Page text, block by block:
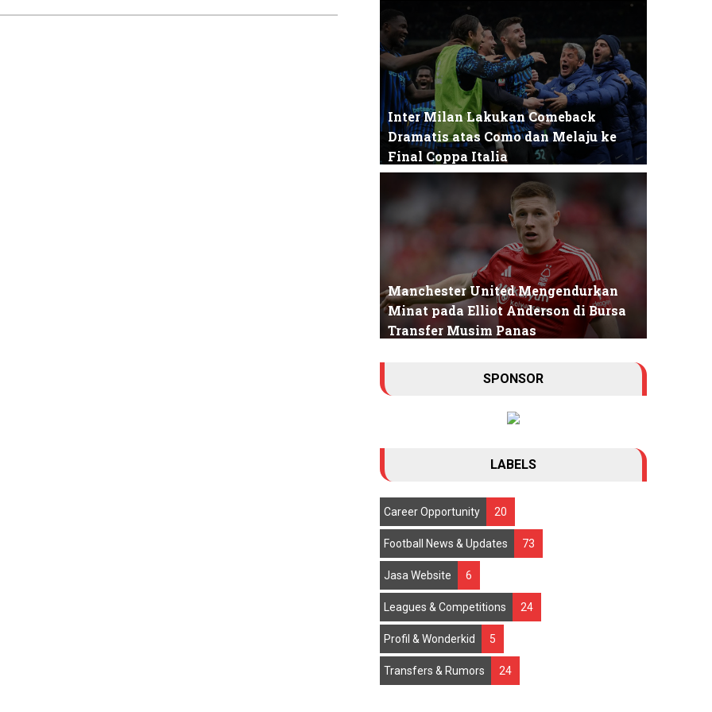
Coventry City akhirnya menutup musim
2025/2026 dengan hasil yang luar biasa: mereka
...
Inter Milan Lakukan Comeback
Dramatis atas Como dan Melaju ke
Final Coppa Italia
Inter Milan kembali menegaskan posisinya
sebagai tim dengan mentalitas kuat setelah ...
Manchester United Mengendurkan
Minat pada Elliot Anderson di Bursa
Transfer Musim Panas
Manchester United tampaknya mengubah arah
strategi transfer mereka menjelang bursa m...
SPONSOR
LABELS
Career Opportunity 20
Football News & Updates 73
Jasa Website 6
Leagues & Competitions 24
Profil & Wonderkid 5
Transfers & Rumors 24